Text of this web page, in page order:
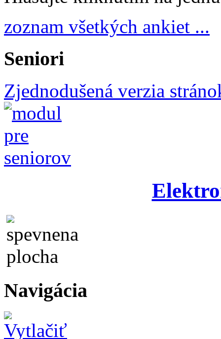
zoznam všetkých ankiet ...
Seniori
Zjednodušená verzia
Navigácia